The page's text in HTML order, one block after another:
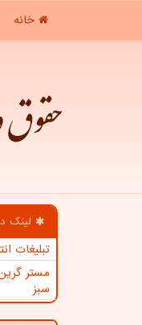
خانه
لینک
تبلیغات
مستر
سبز